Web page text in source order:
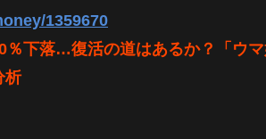
1359670
％下落…復活の道はあるか？「ウ
析